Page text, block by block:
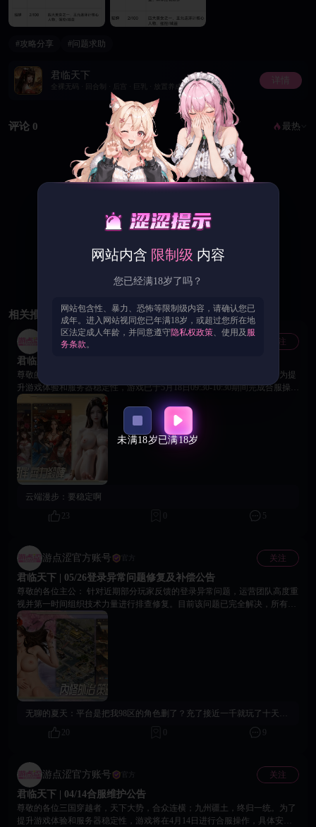
#攻略分享 #问题求助
君临天下
全裸无码 · 回合制 · 后宫 · 巨乳 · 放置养成
详情
评论 0 最热
暂无评论，快来抢沙发
相关推荐
游点涩官方账号 关注
君临天下 | 05/18合服公告说明
尊敬的各位三国穿越者，天下大势，合众连横；九州疆土，终归一统。为提
升游戏体验和服务器稳定性，游戏已于5月18日09:30-10:30期间完成合服操
作。 【合并服务器】 92/93/94服 【合并细则】 1. 合服后各国所在的归属国
将会重新分配 2. 各位主公角色均将完整保留，所有资源、武将、进度均会合
并至新服 3. 各国的版图将会重置为初始状态 4. 充值=0且等级小于12级且7天
未登录的账号将会被清理 【合服福利】 为酬谢各位主公，合服完成后登录
游戏可在邮件中领取份合服福利。 【重要提醒】 合服后如有问题请联系
18Game平台客服，愿诸位主公在新服之中，再遇良将，重结盟友，共图万里
江山！合则力强，战则志昂；九州烽火，共主沉浮。 18Game官方团队 2026
云端漫步： 要稳定啊
23
5
游点涩官方账号 官方 关注
君临天下 | 05/26登录异常问题修复及补偿公告
尊敬的各位主公： 针对近期部分玩家反馈的登录异常问题，运营团队高度重
视并第一时间组织技术力量进行排查修复。目前该问题已完全解决，所有玩
家均可正常登录游戏。 为表达此次问题给您带来不便的歉意，游戏特别准备
了一份补偿礼包，请您在游戏内兑换码入口领取。 补偿礼包码：46-
de8569397b4-1 补偿内容包含： 金币×500、辎重自选箱×10、中级经验书
×30、金樽×1、佳酿×1。 兑换时请进入游戏主界面，点击左上角角色头像，
在“系统设置”中选择“兑换码”并输入上述兑换码即可领取对应奖励。该兑换
码长期有效，无使用期限限制，每个账号仅可领取一次。再次感谢各位主公
无聊的夏天： 平台是把我98区的角色删了？充了接近一千就玩了十天不到？
20
0 9
游点涩官方账号 官方 关注
君临天下 | 04/14合服维护公告
尊敬的各位三国穿越者，天下大势，合众连横；九州疆土，终归一统。为了
提升游戏体验和服务器稳定性，游戏将在4月14日进行合服操作，具体安排
网站内含 限制级 内容
您已经满18岁了吗？
网站包含性、暴力、恐怖等限制级内容，请确认您已
成年。进入网站视同您已年满18岁，或超过您所在地
区法定成人年龄，并同意遵守隐私权政策、使用及 服
务条款。
未满18岁已满18岁